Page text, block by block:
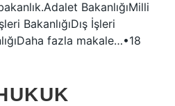
BakanlığıMilli
BakanlığıDış İşleri
fazla makale…•18